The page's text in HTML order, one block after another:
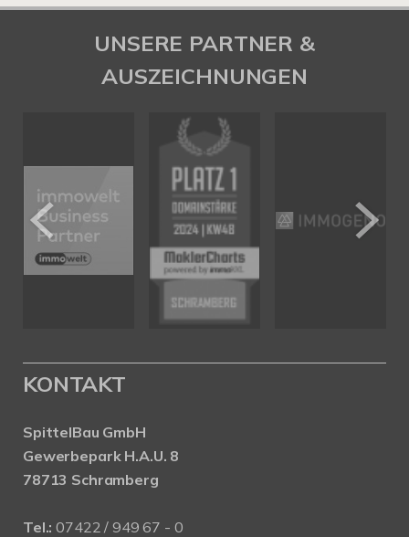
UNSERE PARTNER &
AUSZEICHNUNGEN
KONTAKT
SpittelBau GmbH
Gewerbepark H.A.U. 8
78713 Schramberg
Tel.: 07422 / 949 67 - 0